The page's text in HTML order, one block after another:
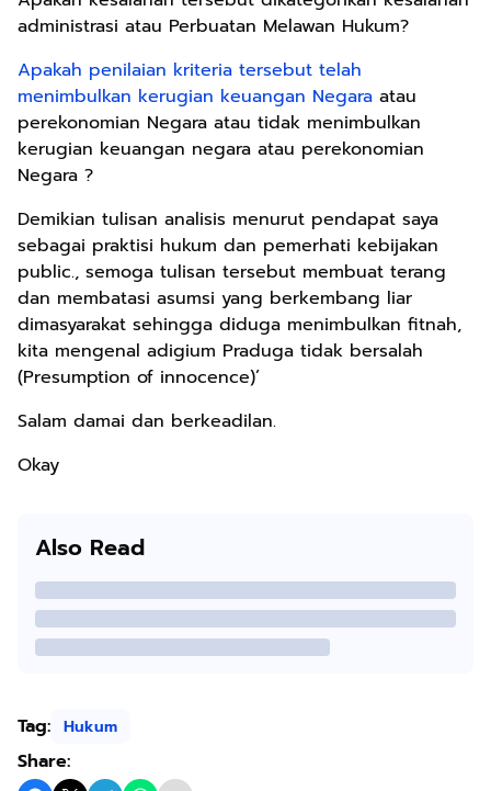
administrasi atau Perbuatan Melawan Hukum?
Apakah penilaian kriteria tersebut telah
menimbulkan kerugian keuangan Negara atau
perekonomian Negara atau tidak menimbulkan
kerugian keuangan negara atau perekonomian
Negara ?
Demikian tulisan analisis menurut pendapat saya
sebagai praktisi hukum dan pemerhati kebijakan
public., semoga tulisan tersebut membuat terang
dan membatasi asumsi yang berkembang liar
dimasyarakat sehingga diduga menimbulkan fitnah,
kita mengenal adigium Praduga tidak bersalah
(Presumption of innocence)’
Salam damai dan berkeadilan.
Okay
Also Read
Tag: Hukum
Share: